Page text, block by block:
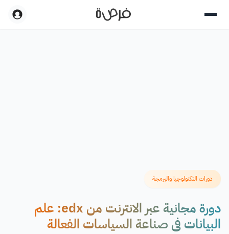
دورات التكنولوجيا والبرمجة
دورة مجانية عبر الانترنت من edx: علم
البيانات في صناعة السياسات الفعالة